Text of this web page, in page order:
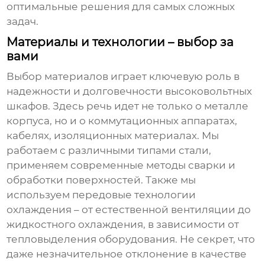
оптимальные решения для самых сложных
задач.
Материалы и технологии – выбор за
вами
Выбор материалов играет ключевую роль в
надежности и долговечности высоковольтных
шкафов. Здесь речь идет не только о металле
корпуса, но и о коммутационных аппаратах,
кабелях, изоляционных материалах. Мы
работаем с различными типами стали,
применяем современные методы сварки и
обработки поверхностей. Также мы
используем передовые технологии
охлаждения – от естественной вентиляции до
жидкостного охлаждения, в зависимости от
тепловыделения оборудования. Не секрет, что
даже незначительное отклонение в качестве